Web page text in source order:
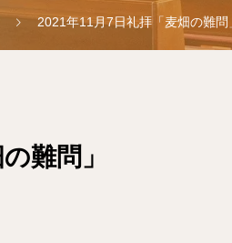
2021年11月7日礼拝「麦畑の難問
難問」